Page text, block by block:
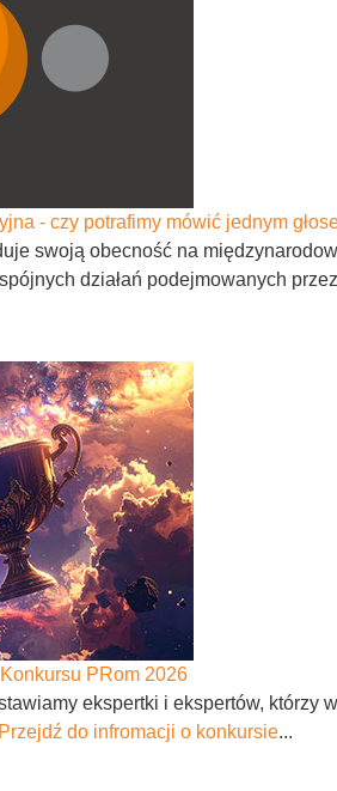
- czy potrafimy mówić jednym
swoją obecność na
działań podejmowanych
Konkursu PRom 2026
ekspertki i ekspertów, którzy
Przejdź do infromacji o konkursie...